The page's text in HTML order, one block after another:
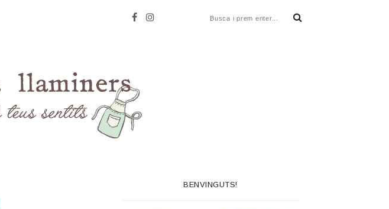
BENVINGUTS!